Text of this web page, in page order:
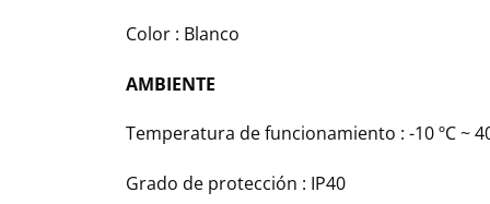
Color : Blanco
AMBIENTE
Temperatura de funcionamiento : -10 ºC ~
Grado de protección : IP40